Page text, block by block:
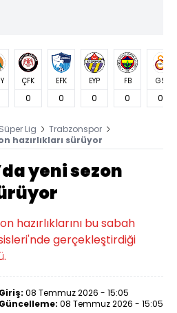
ÇFK
0
EFK
0
EYP
0
FB
0
GS
0
Süper Lig
Trabzonspor
hazırlıkları sürüyor
yeni sezon
hazırlıklarını bu sabah
gerçekleştirdiği
Giriş: 08 Temmuz 2026 - 15:05
Güncelleme: 08 Temmuz 2026 - 15:05